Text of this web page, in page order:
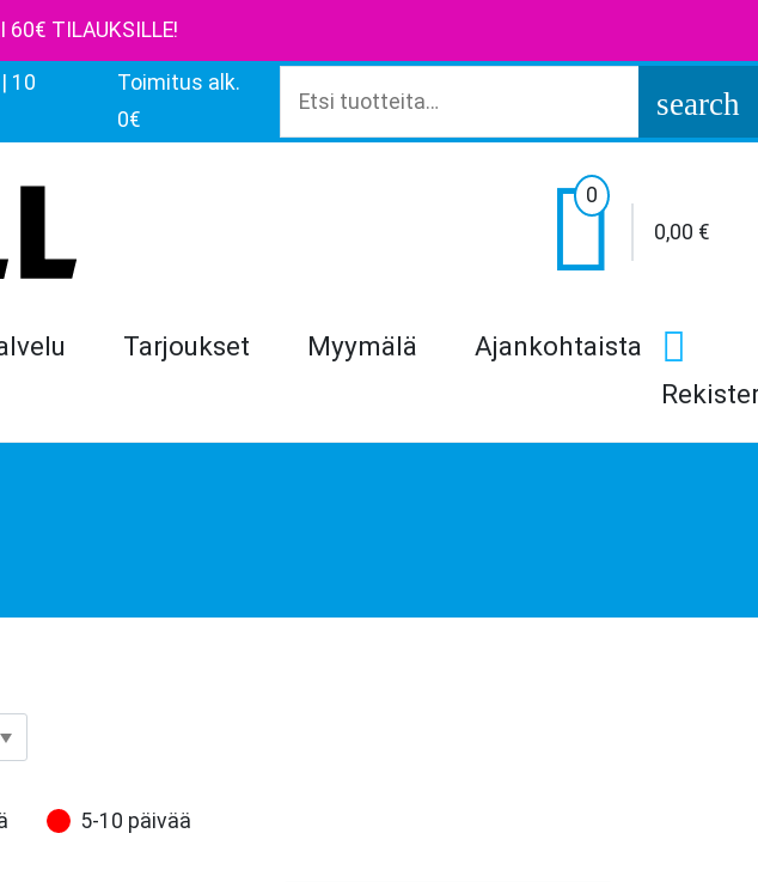
60€ TILAUKSILLE!
10
Toimitus alk.
0€
search

0
0,00 €
Tarjoukset Myymälä
Ajankohtaista
5-10 päivää